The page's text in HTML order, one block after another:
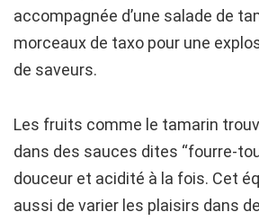
accompagnée d’une salade de
morceaux de taxo pour une
de saveurs.
Les fruits comme le tamarin
dans des sauces dites “fourre-
douceur et acidité à la fois. Cet
aussi de varier les plaisirs dans